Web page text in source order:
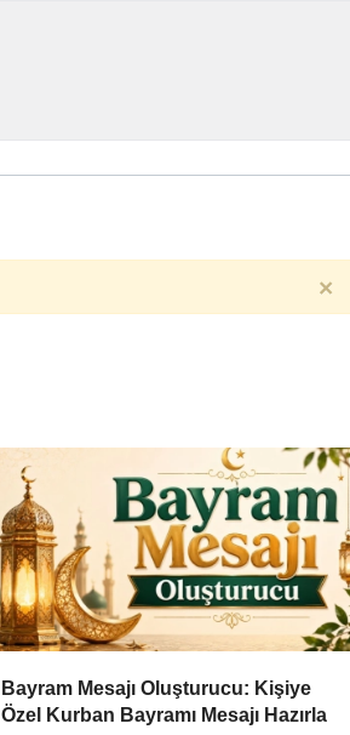
×
Bayram Mesajı Oluşturucu: Kişiye
Özel Kurban Bayramı Mesajı Hazırla